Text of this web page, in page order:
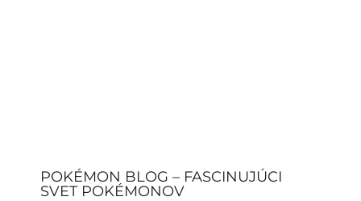
POKÉMON BLOG – FASCINUJÚCI
SVET POKÉMONOV